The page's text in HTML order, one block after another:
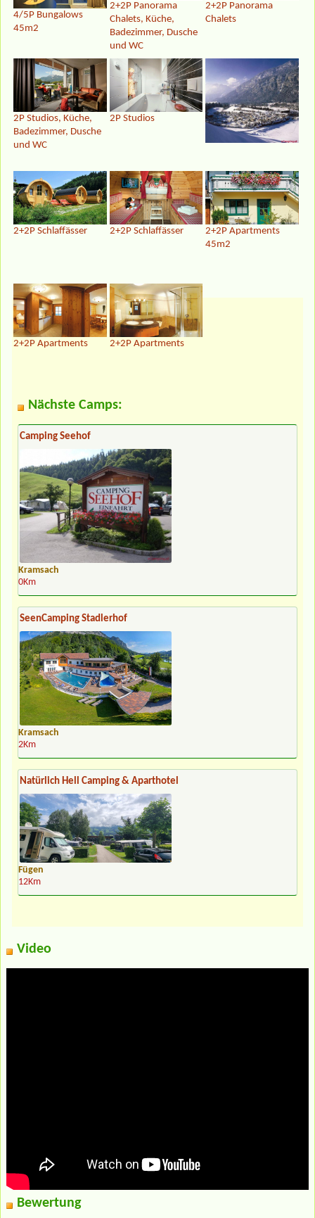
4/5P Bungalows
45m2
2+2P Panorama
Chalets, Küche,
Badezimmer, Dusche
und WC
2+2P Panorama
Chalets
2P Studios, Küche,
Badezimmer, Dusche
und WC
2P Studios
2+2P Schlaffässer 2+2P Schlaffässer
2+2P Apartments
45m2
2+2P Apartments 2+2P Apartments
Nächste Camps:
Camping Seehof
Kramsach
0Km
SeenCamping Stadlerhof
Kramsach
2Km
Natürlich Hell Camping & Aparthotel
Fügen
12Km
Video
Bewertung